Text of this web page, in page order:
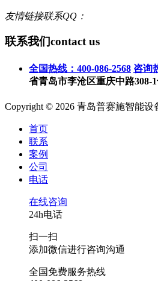
友情链接联系QQ：
联系我们contact us
全国热线：400-086-2568 咨询
省青岛市李沧区重庆中路308-
Copyright © 2026 青岛普赛施智能
首页
联系
案例
公司
电话
在线咨询
24h电话
扫一扫
添加微信进行咨询沟通
全国免费服务热线